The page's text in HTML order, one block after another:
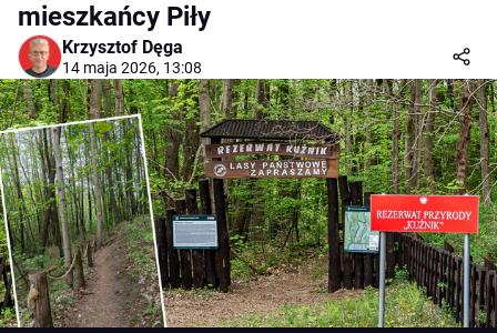
mieszkańcy Piły
Krzysztof Dęga
14 maja 2026, 13:08